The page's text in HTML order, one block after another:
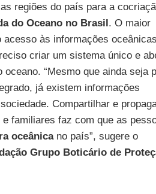
regiões do país para a
do Oceano no Brasil. O maior
às informações
criar um sistema único e
“Mesmo que ainda seja
já existem informações
Compartilhar e
familiares faz com que as
oceânicano país”, sugere o
Grupo Boticário de